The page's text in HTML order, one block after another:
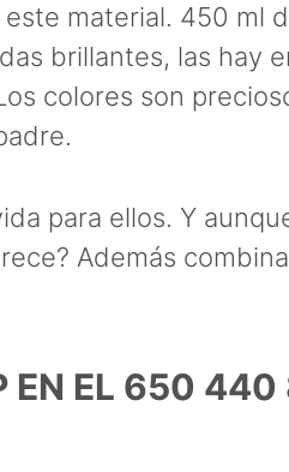
material. 450 ml
brillantes, las hay
colores son
para ellos. Y
Además
EN EL 650